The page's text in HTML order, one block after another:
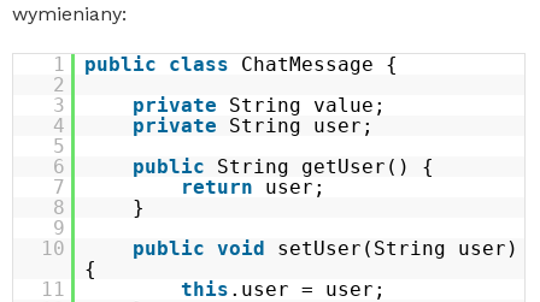
wymieniany:
1 public class
ChatMessage {
2
3
private
String value;
4
private
String user;
5
6
public
String getUser() {
7
return
user;
8
}
9
10
public void
setUser(String user)
{
11
this .user = user;